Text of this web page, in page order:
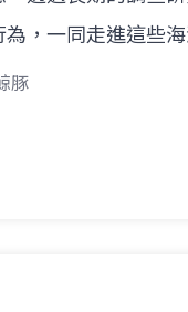
，一同走進這些
豚